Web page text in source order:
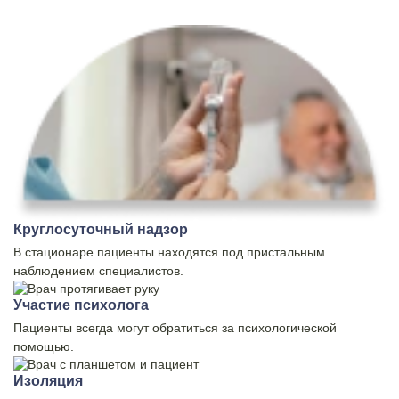
Круглосуточный надзор
В стационаре пациенты находятся под пристальным
наблюдением специалистов.
Участие психолога
Пациенты всегда могут обратиться за психологической
помощью.
Изоляция